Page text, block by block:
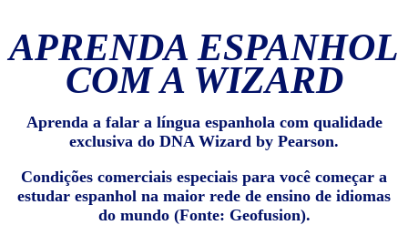
APRENDA ESPANHOL
COM A WIZARD
Aprenda a falar a língua espanhola com qualidade
exclusiva do DNA Wizard by Pearson.
Condições comerciais especiais para você começar a
estudar espanhol na maior rede de ensino de idiomas
do mundo (Fonte: Geofusion).